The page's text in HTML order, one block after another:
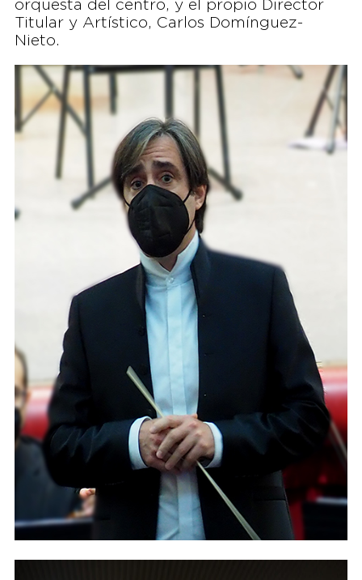
orquesta del centro, y el propio Director
Titular y Artístico, Carlos Domínguez-
Nieto.